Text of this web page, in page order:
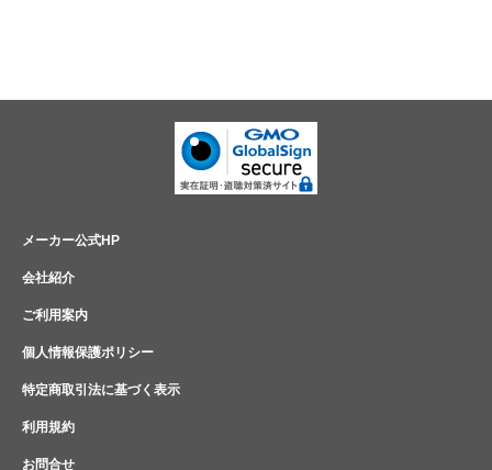
メーカー公式HP
会社紹介
ご利用案内
個人情報保護ポリシー
特定商取引法に基づく表示
利用規約
お問合せ